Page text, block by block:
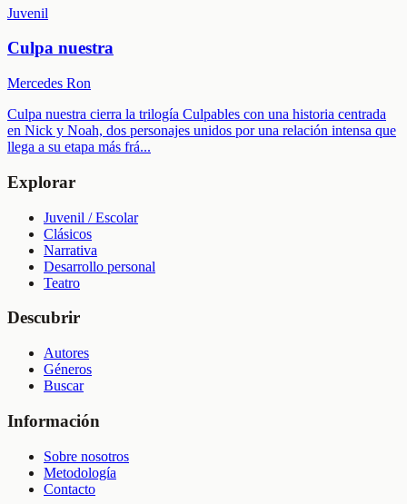
Juvenil
Culpa nuestra
Mercedes Ron
Culpa nuestra cierra la trilogía Culpables con una historia centrada
en Nick y Noah, dos personajes unidos por una relación intensa que
llega a su etapa más frá...
Explorar
Juvenil / Escolar
Clásicos
Narrativa
Desarrollo personal
Teatro
Descubrir
Autores
Géneros
Buscar
Información
Sobre nosotros
Metodología
Contacto